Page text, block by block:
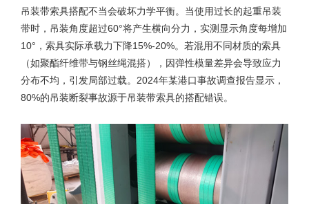
吊装带索具搭配不当会破坏力学平衡。当使用过长的起重吊装
带时，吊装角度超过60°将产生横向分力，实测显示角度每增加
10°，索具实际承载力下降15%-20%。若混用不同材质的索具
（如聚酯纤维带与钢丝绳混搭），因弹性模量差异会导致应力
分布不均，引发局部过载。2024年某港口事故调查报告显示，
80%的吊装断裂事故源于吊装带索具的搭配错误。